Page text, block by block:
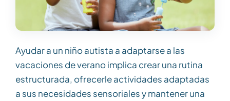
Ayudar a un niño autista a adaptarse a las
vacaciones de verano implica crear una rutina
estructurada, ofrecerle actividades adaptadas
a sus necesidades sensoriales y mantener una